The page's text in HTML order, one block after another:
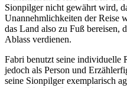
Sionpilger nicht gewährt wird,
Unannehmlichkeiten der Reise
das Land also zu Fuß bereisen,
Ablass verdienen.
Fabri benutzt seine individuelle
jedoch als Person und
seine Sionpilger exemplarisch